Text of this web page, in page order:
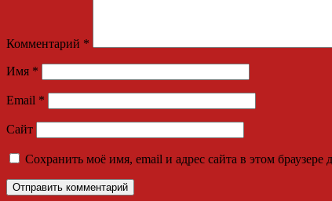
Комментарий *
Имя *
Email *
Сайт
Сохранить моё имя, email и адрес сайта в этом